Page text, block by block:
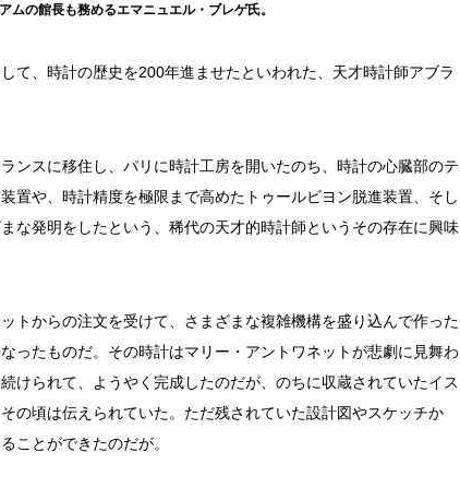
の館長も務めるエマニュエル・ブレゲ氏。
て、時計の歴史を200年進ませたといわれた、天才時計師アブラ
ンスに移住し、パリに時計工房を開いたのち、時計の心臓部のテ
置や、時計精度を極限まで高めたトゥールビヨン脱進装置、そし
な発明をしたという、稀代の天才的時計師というその存在に興味
トからの注文を受けて、さまざまな複雑機構を盛り込んで作った
ったものだ。その時計はマリー・アントワネットが悲劇に見舞わ
けられて、ようやく完成したのだが、のちに収蔵されていたイス
の頃は伝えられていた。ただ残されていた設計図やスケッチか
ことができたのだが。